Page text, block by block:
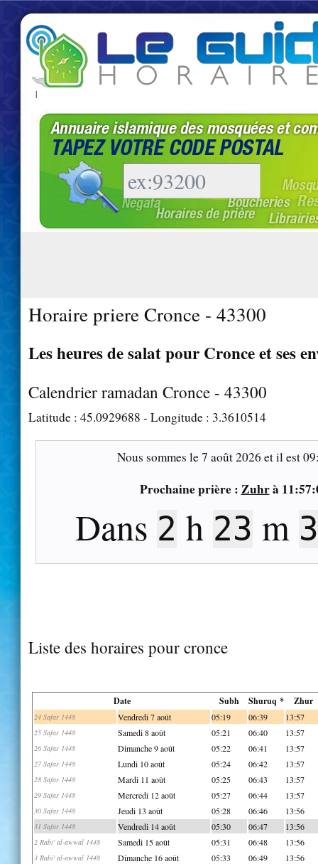
|
Horaire priere Cronce - 43300
Les heures de salat pour Cronce et ses
Calendrier ramadan Cronce - 43300
Latitude : 45.0929688 - Longitude : 3.3610514
Nous sommes le7 août 2026 et il est
Prochaine prière : Zuhrà
Dans 2 h 23 m
Liste des horaires pour cronce
Date Subh Shuruq * Zhur
24 Safar 1448 Vendredi 7 août 05:19 06:39 13:57
25 Safar 1448 Samedi 8 août 05:21 06:40 13:57
26 Safar 1448 Dimanche 9 août 05:22 06:41 13:57
27 Safar 1448 Lundi 10 août 05:24 06:42 13:57
28 Safar 1448 Mardi 11 août 05:25 06:43 13:57
29 Safar 1448 Mercredi 12 août 05:27 06:44 13:57
30 Safar 1448 Jeudi 13 août 05:28 06:46 13:56
31 Safar 1448 Vendredi 14 août 05:30 06:47 13:56
2 Rabi' al-awwal 1448 Samedi 15 août 05:31 06:48 13:56
3 Rabi' al-awwal 1448 Dimanche 16 août 05:33 06:49 13:56